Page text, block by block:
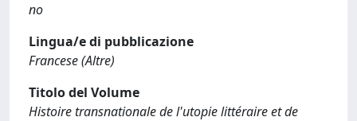
no
Lingua/e di pubblicazione
Francese (Altre)
Titolo del Volume
Histoire transnationale de l'utopie littéraire et de